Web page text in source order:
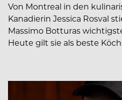
Von Montreal in den
Kanadierin Jessica Rosval
Massimo Botturas
Heute gilt sie als beste